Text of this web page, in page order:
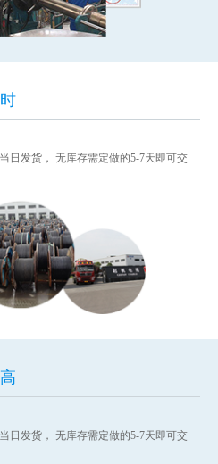
日发货， 无库存需定做的5-7天即可交
日发货， 无库存需定做的5-7天即可交